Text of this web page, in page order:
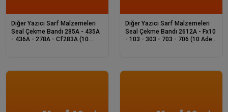
Diğer Yazıcı Sarf Malzemeleri
Seal Çekme Bandı 285A - 435A
- 436A - 278A - Cf283A (10
Diğer Yazıcı Sarf Malzemeleri
Seal Çekme Bandı 2612A - Fx10
- 103 - 303 - 703 - 706 (10 Adet